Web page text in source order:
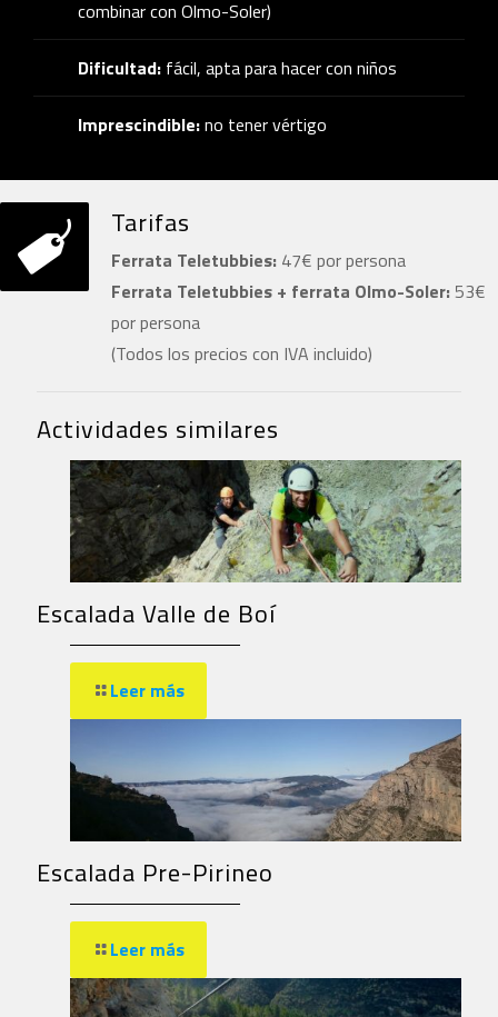
combinar con Olmo-Soler)
Dificultad: fácil, apta para hacer con niños
Imprescindible:no tener vértigo
Tarifas
Ferrata Teletubbies: 47€ por persona
Ferrata Teletubbies + ferrata Olmo-Soler: 53€
por persona
(Todos los precios con IVA incluido)
Actividades similares
Escalada Valle de Boí
Leer más
Escalada Pre-Pirineo
Leer más